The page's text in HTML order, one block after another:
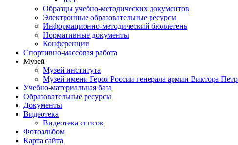
Образцы учебно-методических документов
Электронные образовательные ресурсы
Информационно-методический бюллетень
Нормативные документы
Конференции
Спортивно-массовая работа
Музей
Музей института
Музей имени Героя России генерала армии Виктора
Учебно-материальная база
Образовательные ресурсы
Документы
Видеотека
Видеотека список
Фотоальбом
Карта сайта